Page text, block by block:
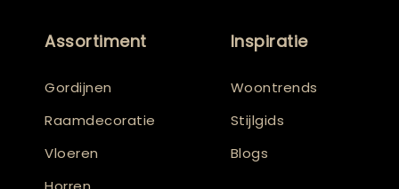
Assortiment
Gordijnen
Raamdecoratie
Vloeren
Inspiratie
Woontrends
Stijlgids
Blogs